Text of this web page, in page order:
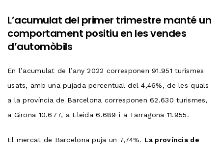
L’acumulat del primer trimestre manté un
comportament positiu en les vendes
d’automòbils
En l’acumulat de l’any 2022 corresponen 91.951 turismes
usats, amb una pujada percentual del 4,46%, de les quals
a la província de Barcelona corresponen 62.630 turismes,
a Girona 10.677, a Lleida 6.689 i a Tarragona 11.955.
El mercat de Barcelona puja un 7,74%. La província de